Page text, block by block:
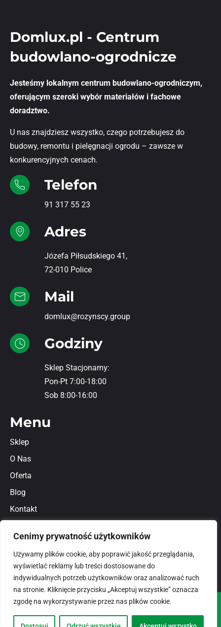
Cenimy prywatność użytkowników
Używamy plików cookie, aby poprawić jakość przeglądania,
wyświetlać reklamy lub treści dostosowane do
indywidualnych potrzeb użytkowników oraz analizować ruch
na stronie. Kliknięcie przycisku „Akceptuj wszystkie” oznacza
zgodę na wykorzystywanie przez nas plików cookie.
Domlux.pl - Centrum
budowlano-ogrodnicze
Jesteśmy lokalnym centrum budowlano-ogrodniczym,
oferującym szeroki wybór materiałów i fachowe
doradztwo.
U nas znajdziesz wszystko, czego potrzebujesz do
budowy, remontu i pielęgnacji ogrodu – zawsze w
konkurencyjnych cenach.
Telefon
91 317 55 23
Adres
Józefa Piłsudskiego 41,
72-010 Police
Mail
domlux@rozynscy.group
Godziny
Sklep Stacjonarny:
Pon-Pt 7:00-18:00
Sob 8:00-16:00
Menu
Sklep
O Nas
Oferta
Blog
Kontakt
Polityka prywatności
© 2026domlux.plZaprojektowany przez: